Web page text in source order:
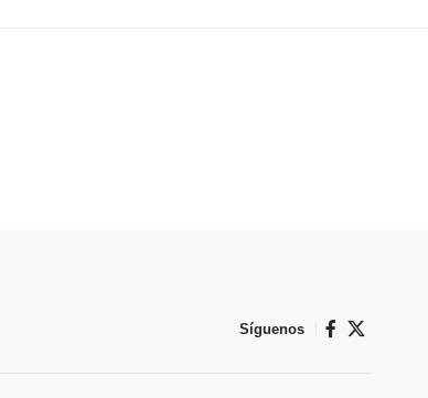
Síguenos